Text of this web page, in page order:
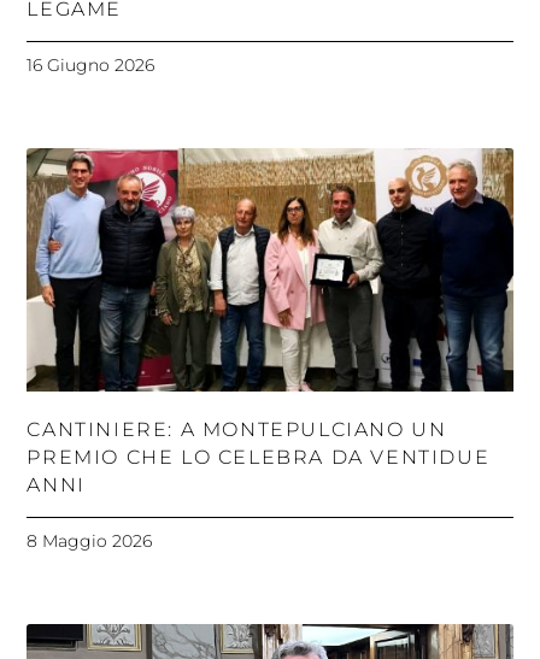
LEGAME
16 Giugno 2026
CANTINIERE: A MONTEPULCIANO UN
PREMIO CHE LO CELEBRA DA VENTIDUE
ANNI
8 Maggio 2026